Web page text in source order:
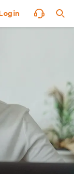
Login